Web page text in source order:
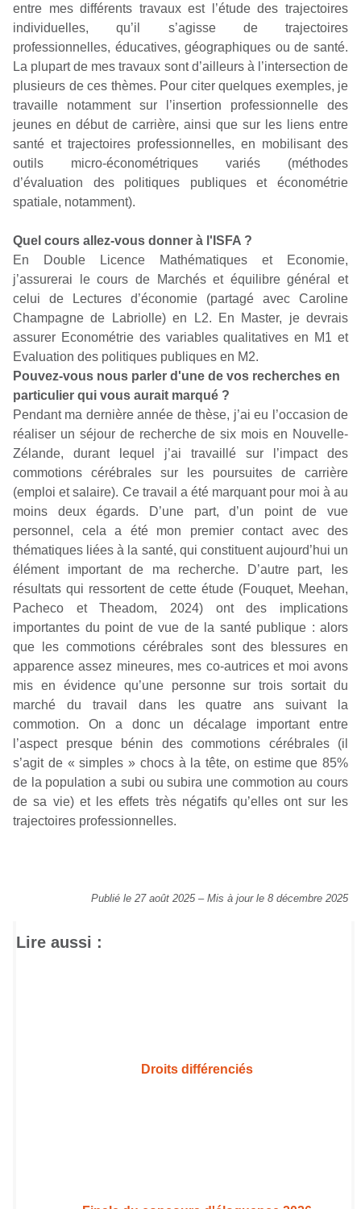
entre mes différents travaux est l’étude des trajectoires
individuelles, qu’il s’agisse de trajectoires
professionnelles, éducatives, géographiques ou de santé.
La plupart de mes travaux sont d’ailleurs à l’intersection de
plusieurs de ces thèmes. Pour citer quelques exemples, je
travaille notamment sur l’insertion professionnelle des
jeunes en début de carrière, ainsi que sur les liens entre
santé et trajectoires professionnelles, en mobilisant des
outils micro-économétriques variés (méthodes
d’évaluation des politiques publiques et économétrie
spatiale, notamment).
Quel cours allez-vous donner à l'ISFA ?
En Double Licence Mathématiques et Economie,
j’assurerai le cours de Marchés et équilibre général et
celui de Lectures d’économie (partagé avec Caroline
Champagne de Labriolle) en L2. En Master, je devrais
assurer Econométrie des variables qualitatives en M1 et
Evaluation des politiques publiques en M2.
Pouvez-vous nous parler d'une de vos recherches en
particulier qui vous aurait marqué ?
Pendant ma dernière année de thèse, j’ai eu l’occasion de
réaliser un séjour de recherche de six mois en Nouvelle-
Zélande, durant lequel j’ai travaillé sur l’impact des
commotions cérébrales sur les poursuites de carrière
(emploi et salaire). Ce travail a été marquant pour moi à au
moins deux égards. D’une part, d’un point de vue
personnel, cela a été mon premier contact avec des
thématiques liées à la santé, qui constituent aujourd’hui un
élément important de ma recherche. D’autre part, les
résultats qui ressortent de cette étude (Fouquet, Meehan,
Pacheco et Theadom, 2024) ont des implications
importantes du point de vue de la santé publique : alors
que les commotions cérébrales sont des blessures en
apparence assez mineures, mes co-autrices et moi avons
mis en évidence qu’une personne sur trois sortait du
marché du travail dans les quatre ans suivant la
commotion. On a donc un décalage important entre
l’aspect presque bénin des commotions cérébrales (il
s’agit de « simples » chocs à la tête, on estime que 85%
de la population a subi ou subira une commotion au cours
de sa vie) et les effets très négatifs qu’elles ont sur les
trajectoires professionnelles.
Publié le 27 août 2025 – Mis à jour le 8 décembre 2025
Lire aussi :
Droits différenciés